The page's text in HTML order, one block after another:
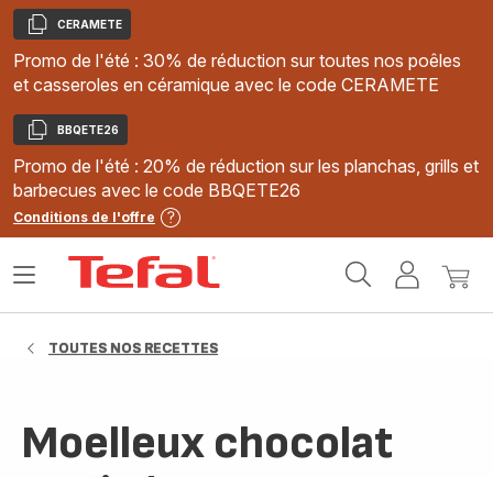
Copier
CERAMETE
Promo de l'été : 30% de réduction sur toutes nos poêles
et casseroles en céramique avec le code CERAMETE
Copier
BBQETE26
Promo de l'été : 20% de réduction sur les planchas, grills et
barbecues avec le code BBQETE26
Conditions de l'offre
MonMon
Ouvrir
TOUTES NOS RECETTES
Moelleux chocolat